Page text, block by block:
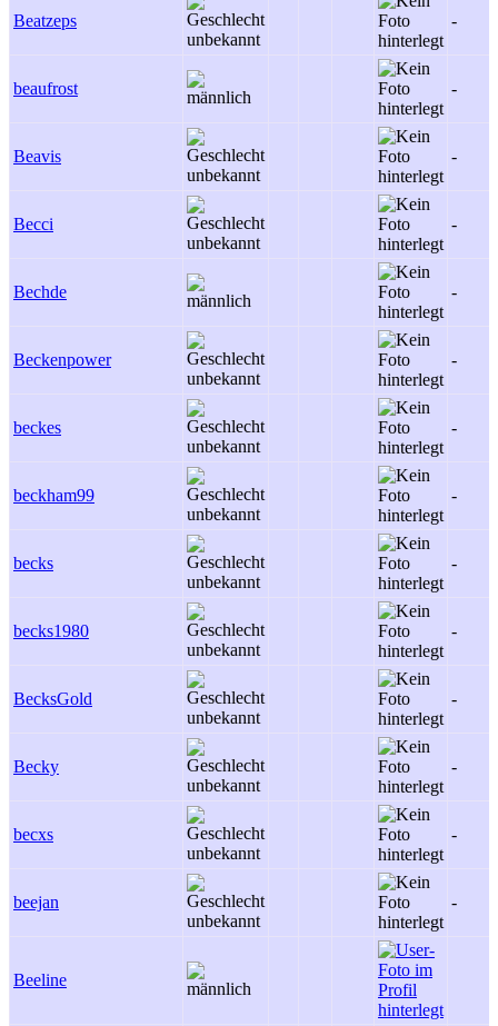
Beatzeps -
beaufrost -
Beavis -
Becci -
Bechde -
Beckenpower -
beckes -
beckham99 -
becks -
becks1980 -
BecksGold -
Becky -
becxs -
beejan -
Beeline